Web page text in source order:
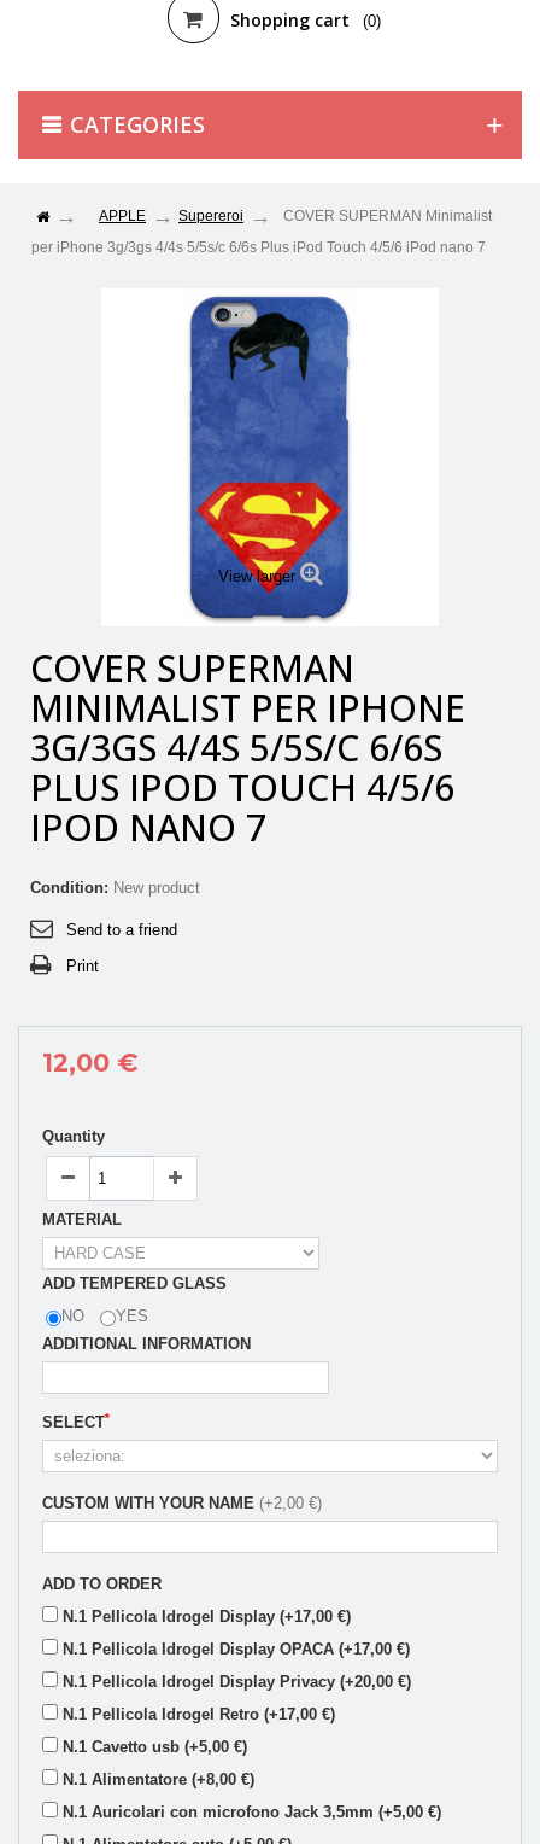
Shopping cart (0)
CATEGORIES
APPLE Supereroi
COVER SUPERMAN Minimalist
per iPhone 3g/3gs 4/4s 5/5s/c 6/6s Plus iPod Touch 4/5/6 iPod nano 7
View larger
COVER SUPERMAN
MINIMALIST PER IPHONE
3G/3GS 4/4S 5/5S/C 6/6S
PLUS IPOD TOUCH 4/5/6
IPOD NANO 7
Condition: New product
Send to a friend
Print
12,00 €
Quantity
MATERIAL
ADD TEMPERED GLASS
NO
YES
ADDITIONAL INFORMATION
SELECT*
CUSTOM WITH YOUR NAME (+2,00 €)
ADD TO ORDER
N.1 Pellicola Idrogel Display (+17,00 €)
N.1 Pellicola Idrogel Display OPACA (+17,00 €)
N.1 Pellicola Idrogel Display Privacy (+20,00 €)
N.1 Pellicola Idrogel Retro (+17,00 €)
N.1 Cavetto usb (+5,00 €)
N.1 Alimentatore (+8,00 €)
N.1 Auricolari con microfono Jack 3,5mm (+5,00 €)